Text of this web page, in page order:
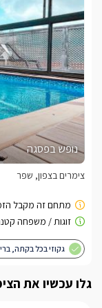
חשוב לדעת
***יש מקלט קרוב
לצפייה
נופש בפסגה
צימרים בצפון, שפר
גקוזי בכל בקתה,
גלו עכשיו את